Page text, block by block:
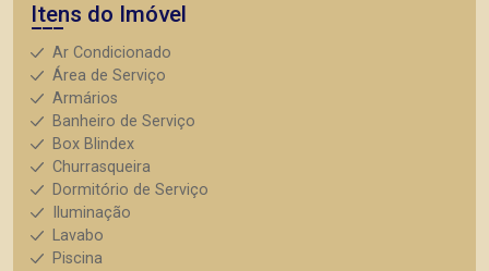
Itens do Imóvel
Ar Condicionado
Área de Serviço
Armários
Banheiro de Serviço
Box Blindex
Churrasqueira
Dormitório de Serviço
Iluminação
Lavabo
Piscina